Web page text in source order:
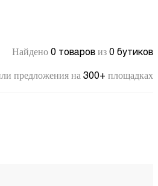
Найдено 0 товаров из 0 бутиков
предложения на 300+ площадках